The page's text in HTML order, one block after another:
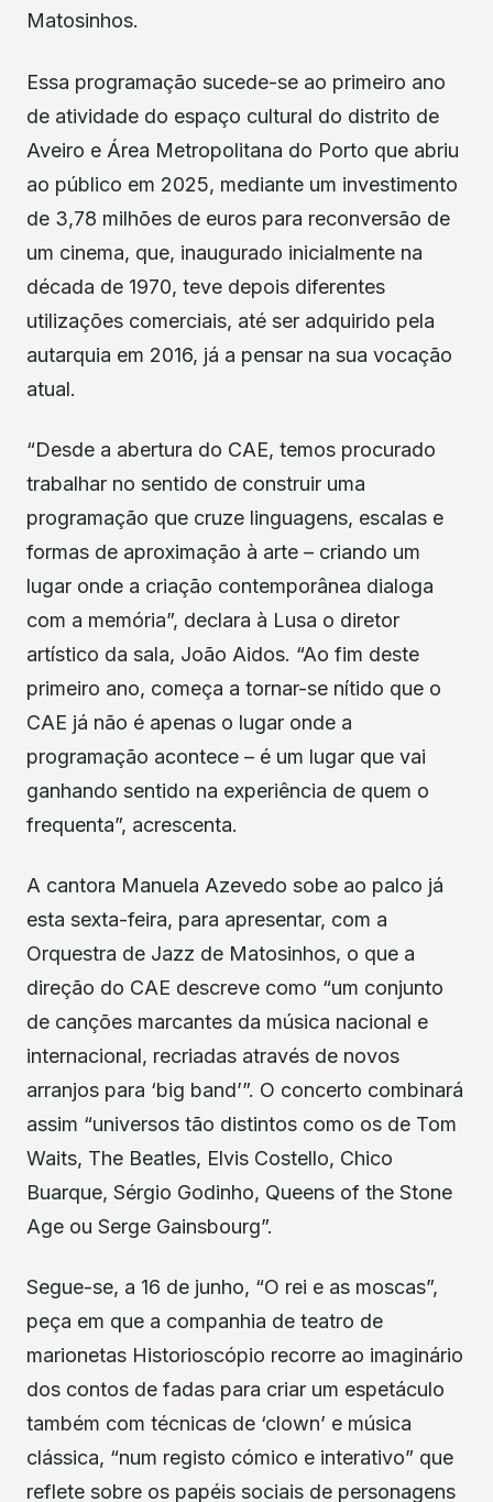
Matosinhos.
Essa programação sucede-se ao primeiro ano
de atividade do espaço cultural do distrito de
Aveiro e Área Metropolitana do Porto que abriu
ao público em 2025, mediante um investimento
de 3,78 milhões de euros para reconversão de
um cinema, que, inaugurado inicialmente na
década de 1970, teve depois diferentes
utilizações comerciais, até ser adquirido pela
autarquia em 2016, já a pensar na sua vocação
atual.
“Desde a abertura do CAE, temos procurado
trabalhar no sentido de construir uma
programação que cruze linguagens, escalas e
formas de aproximação à arte – criando um
lugar onde a criação contemporânea dialoga
com a memória”, declara à Lusa o diretor
artístico da sala, João Aidos. “Ao fim deste
primeiro ano, começa a tornar-se nítido que o
CAE já não é apenas o lugar onde a
programação acontece – é um lugar que vai
ganhando sentido na experiência de quem o
frequenta”, acrescenta.
A cantora Manuela Azevedo sobe ao palco já
esta sexta-feira, para apresentar, com a
Orquestra de Jazz de Matosinhos, o que a
direção do CAE descreve como “um conjunto
de canções marcantes da música nacional e
internacional, recriadas através de novos
arranjos para ‘big band’”. O concerto combinará
assim “universos tão distintos como os de Tom
Waits, The Beatles, Elvis Costello, Chico
Buarque, Sérgio Godinho, Queens of the Stone
Age ou Serge Gainsbourg”.
Segue-se, a 16 de junho, “O rei e as moscas”,
peça em que a companhia de teatro de
marionetas Historioscópio recorre ao imaginário
dos contos de fadas para criar um espetáculo
também com técnicas de ‘clown’ e música
clássica, “num registo cómico e interativo” que
reflete sobre os papéis sociais de personagens